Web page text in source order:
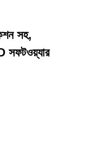
সহ,
সফটওয়্যার